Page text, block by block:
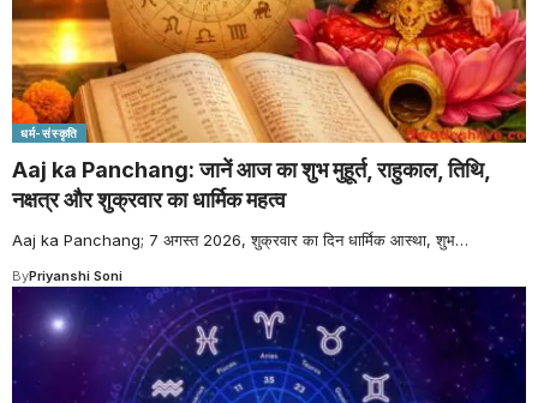
धर्म-संस्कृति
Aaj ka Panchang: जानें आज का शुभ मुहूर्त, राहुकाल, तिथि,
नक्षत्र और शुक्रवार का धार्मिक महत्व
Aaj ka Panchang; 7 अगस्त 2026, शुक्रवार का दिन धार्मिक आस्था, शुभ…
ByPriyanshi Soni